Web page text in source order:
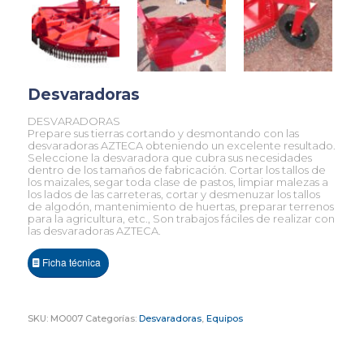
Desvaradoras
DESVARADORAS
Prepare sus tierras cortando y desmontando con las
desvaradoras AZTECA obteniendo un excelente resultado.
Seleccione la desvaradora que cubra sus necesidades
dentro de los tamaños de fabricación. Cortar los tallos de
los maizales, segar toda clase de pastos, limpiar malezas a
los lados de las carreteras, cortar y desmenuzar los tallos
de algodón, mantenimiento de huertas, preparar terrenos
para la agricultura, etc., Son trabajos fáciles de realizar con
las desvaradoras AZTECA.
Ficha técnica
SKU: MO007 Categorías: Desvaradoras, Equipos